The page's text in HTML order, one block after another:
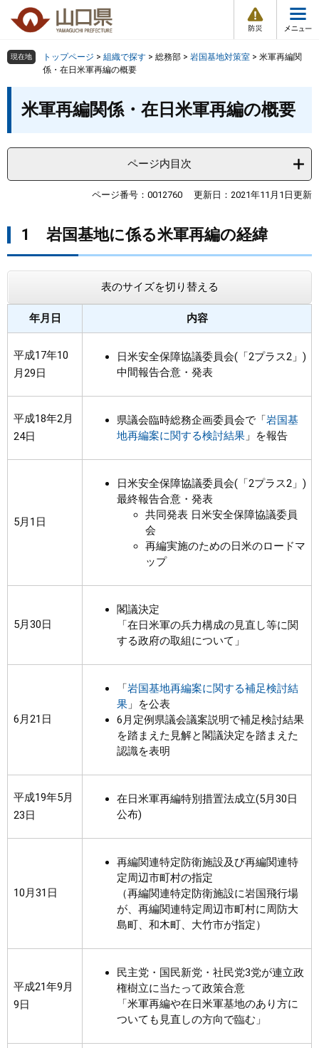
の
頭
。
ー
飛
て
本
へ
情
報
メ
ュ
組織で探す
健康・福祉
教育・文化・スポーツ
しごと・産業・観光
まちづくり
検索の仕方 組織で探す サイトマップで探す
現在地 トップページ > 組織で探す > 総務部 > 岩国基地対策室 > 米軍再編関
係・在日米軍再編の概要
米軍再編関係・在日米軍再編の概要
ページ内目次
ページ番号：0012760 更新日：2021年11月1日更新
1 岩国基地に係る米軍再編の経緯
表のサイズを切り替える
年月日 内容
平成17年10
月29日
日米安全保障協議委員会(「2プラス2」)
中間報告合意・発表
平成18年2月
24日
県議会臨時総務企画委員会で「岩国基
地再編案に関する検討結果」を報告
5月1日
日米安全保障協議委員会(「2プラス2」)
最終報告合意・発表
共同発表 日米安全保障協議委員
会
再編実施のための日米のロードマ
ップ
5月30日
閣議決定
「在日米軍の兵力構成の見直し等に関
する政府の取組について」
6月21日
「岩国基地再編案に関する補足検討結
果」を公表
6月定例県議会議案説明で補足検討結果
を踏まえた見解と閣議決定を踏まえた
認識を表明
平成19年5月
23日
在日米軍再編特別措置法成立(5月30日
公布)
10月31日
再編関連特定防衛施設及び再編関連特
定周辺市町村の指定
（再編関連特定防衛施設に岩国飛行場
が、再編関連特定周辺市町村に周防大
島町、和木町、大竹市が指定）
平成21年9月
9日
民主党・国民新党・社民党3党が連立政
権樹立に当たって政策合意
「米軍再編や在日米軍基地のあり方に
ついても見直しの方向で臨む」